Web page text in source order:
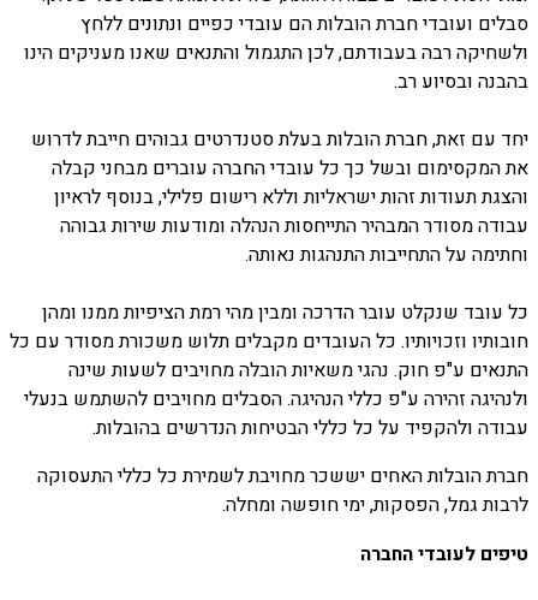
סבלים ועובדי חברת הובלות הם עובדי כפיים ונתונים ללחץ
ולשחיקה רבה בעבודתם, לכן התגמול והתנאים שאנו מעניקים הינו
בהבנה ובסיוע רב.
יחד עם זאת, חברת הובלות בעלת סטנדרטים גבוהים חייבת לדרוש
את המקסימום ובשל כך כל עובדי החברה עוברים מבחני קבלה
והצגת תעודות זהות ישראליות וללא רישום פלילי, בנוסף לראיון
עבודה מסודר המבהיר התייחסות הנהלה ומודעות שירות גבוהה
וחתימה על התחייבות התנהגות נאותה.
כל עובד שנקלט עובר הדרכה ומבין מהי רמת הציפיות ממנו ומהן
חובותיו וזכויותיו. כל העובדים מקבלים תלוש משכורת מסודר עם כל
התנאים ע"פ חוק. נהגי משאיות הובלה מחויבים לשעות שינה
ולנהיגה זהירה ע"פ כללי הנהיגה. הסבלים מחויבים להשתמש בנעלי
עבודה ולהקפיד על כל כללי הבטיחות הנדרשים בהובלות.
חברת הובלות האחים יששכר מחויבת לשמירת כל כללי התעסוקה
לרבות גמל, הפסקות, ימי חופשה ומחלה.
טיפים לעובדי החברה